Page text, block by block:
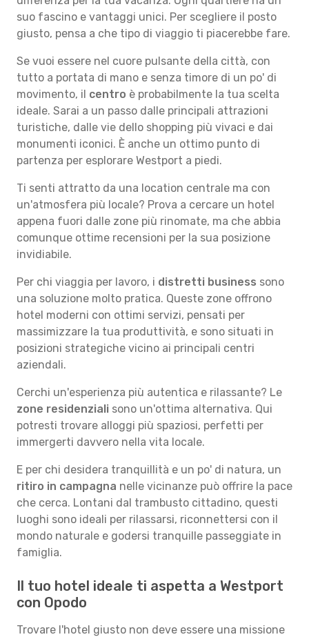
suo fascino e vantaggi unici. Per scegliere il posto
giusto, pensa a che tipo di viaggio ti piacerebbe fare.
Se vuoi essere nel cuore pulsante della città, con
tutto a portata di mano e senza timore di un po' di
movimento, il centro è probabilmente la tua scelta
ideale. Sarai a un passo dalle principali attrazioni
turistiche, dalle vie dello shopping più vivaci e dai
monumenti iconici. È anche un ottimo punto di
partenza per esplorare Westport a piedi.
Ti senti attratto da una location centrale ma con
un'atmosfera più locale? Prova a cercare un hotel
appena fuori dalle zone più rinomate, ma che abbia
comunque ottime recensioni per la sua posizione
invidiabile.
Per chi viaggia per lavoro, i distretti business sono
una soluzione molto pratica. Queste zone offrono
hotel moderni con ottimi servizi, pensati per
massimizzare la tua produttività, e sono situati in
posizioni strategiche vicino ai principali centri
aziendali.
Cerchi un'esperienza più autentica e rilassante? Le
zone residenziali sono un'ottima alternativa. Qui
potresti trovare alloggi più spaziosi, perfetti per
immergerti davvero nella vita locale.
E per chi desidera tranquillità e un po' di natura, un
ritiro in campagna nelle vicinanze può offrire la pace
che cerca. Lontani dal trambusto cittadino, questi
luoghi sono ideali per rilassarsi, riconnettersi con il
mondo naturale e godersi tranquille passeggiate in
famiglia.
Il tuo hotel ideale ti aspetta a Westport
con Opodo
Trovare l'hotel giusto non deve essere una missione